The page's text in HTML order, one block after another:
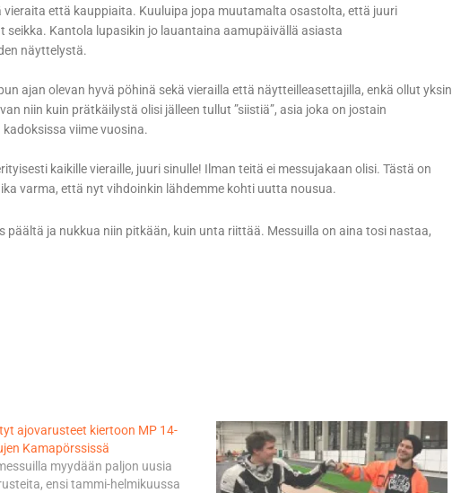
että kauppiaita. Kuuluipa jopa muutamalta osastolta, että juuri
Kantola lupasikin jo lauantaina aamupäivällä asiasta
näyttelystä.
ajan olevan hyvä pöhinä sekä vierailla että näytteilleasettajilla, enkä ollut yksin
niin kuin prätkäilystä olisi jälleen tullut ”siistiä”, asia joka on jostain
viime vuosina.
kaikille vieraille, juuri sinulle! Ilman teitä ei messujakaan olisi. Tästä on
varma, että nyt vihdoinkin lähdemme kohti uutta nousua.
ja nukkua niin pitkään, kuin unta riittää. Messuilla on aina tosi nastaa,
ajovarusteet kiertoon MP 14-
Kamapörssissä
myydään paljon uusia
ensi tammi-helmikuussa